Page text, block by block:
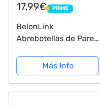
17,99€ PRIME
PRIME
BelonLink
Abrebotellas de Pared
Botellas de Madera
con Estilo Retro,
Magnético Gorra de
Más Info